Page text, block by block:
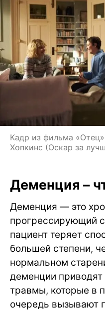
Кадр из фильма
Хопкинс (Оскар за
Деменция –
Деменция — это
прогрессирующий
пациент теряет
большей степени,
нормальном
деменции приводят
травмы, которые в
очередь вызывают